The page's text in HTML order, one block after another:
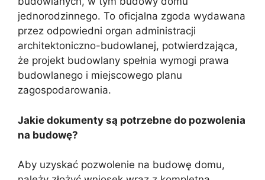
jednorodzinnego. To oficjalna zgoda wydawana
przez odpowiedni organ administracji
architektoniczno-budowlanej, potwierdzająca,
że projekt budowlany spełnia wymogi prawa
budowlanego i miejscowego planu
zagospodarowania.
Jakie dokumenty są potrzebne do pozwolenia
na budowę?
Aby uzyskać pozwolenie na budowę domu,